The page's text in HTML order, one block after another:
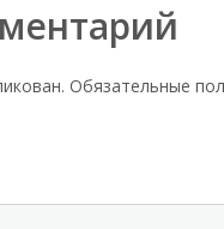
Обязательные